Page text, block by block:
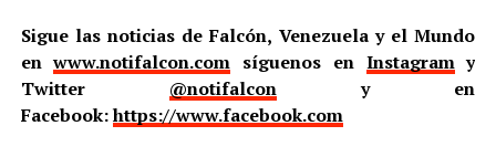
Sigue las noticias de Falcón, Venezuela y el Mundo
enwww.notifalcon.com síguenos en Instagramy
Twitter @notifalcony en
Facebook:https://www.facebook.com